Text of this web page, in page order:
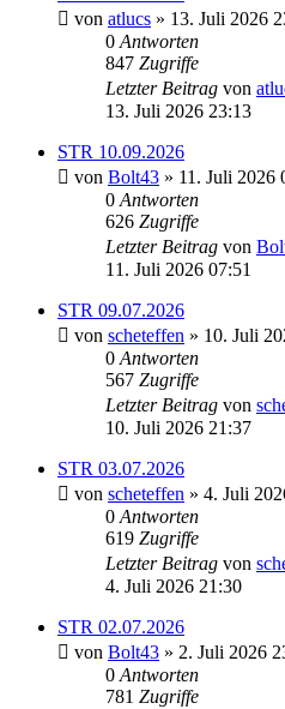
von atlucs » 13. Juli 2026
0 Antworten
847 Zugriffe
Letzter Beitrag von
13. Juli 2026 23:13
STR 10.09.2026
von Bolt43 » 11. Juli 2026
0 Antworten
626 Zugriffe
Letzter Beitrag von
11. Juli 2026 07:51
STR 09.07.2026
von scheteffen » 10. Juli
0 Antworten
567 Zugriffe
Letzter Beitrag von
10. Juli 2026 21:37
STR 03.07.2026
von scheteffen » 4. Juli
0 Antworten
619 Zugriffe
Letzter Beitrag von
4. Juli 2026 21:30
STR 02.07.2026
von Bolt43 » 2. Juli 2026
0 Antworten
781 Zugriffe